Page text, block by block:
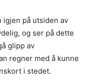
igjen på utsiden av
og ser på dette
glipp av
regner med å kunne
i stedet.